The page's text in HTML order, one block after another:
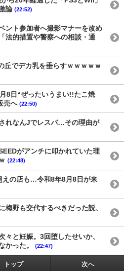
論 (22:52)
ント参加者へ撮影マナーを改め
的措置や警察への相談・通
丘でデカ乳を垂らすｗｗｗｗｗ
8日“ぜったいうまい!!たこ焼
売へ (22:50)
れなんJでレスバ…その理由が
がアンチに叩かれていた理
(22:48)
えの店も…令和8年8月8日が来
梅野も交代するべきだった説、
々と妊娠。3回堕したせいか、
かった。
(22:47)
トップ 次へ